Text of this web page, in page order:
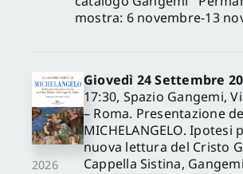
mostra: 6 novembre-13
2026
Giovedì 24 Settembre
17:30, Spazio Gangemi,
– Roma. Presentazione
MICHELANGELO. Ipotesi
nuova lettura del Cristo
Cappella Sistina,